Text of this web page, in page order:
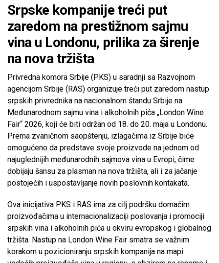
Srpske kompanije treći put
zaredom na prestižnom sajmu
vina u Londonu, prilika za širenje
na nova tržišta
Privredna komora Srbije (PKS) u saradnji sa Razvojnom
agencijom Srbije (RAS) organizuje treći put zaredom nastup
srpskih privrednika na nacionalnom štandu Srbije na
Međunarodnom sajmu vina i alkoholnih pića „London Wine
Fair“ 2026, koji će biti održan od 18. do 20. maja u Londonu.
Prema zvaničnom saopštenju, izlagačima iz Srbije biće
omogućeno da predstave svoje proizvode na jednom od
najuglednijih međunarodnih sajmova vina u Evropi, čime
dobijaju šansu za plasman na nova tržišta, ali i za jačanje
postojećih i uspostavljanje novih poslovnih kontakata.
Ova inicijativa PKS i RAS ima za cilj podršku domaćim
proizvođačima u internacionalizaciji poslovanja i promociji
srpskih vina i alkoholnih pića u okviru evropskog i globalnog
tržišta. Nastup na London Wine Fair smatra se važnim
korakom u pozicioniranju srpskih kompanija na mapi